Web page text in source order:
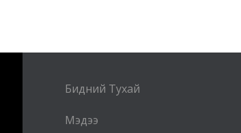
Бидний Тухай
Мэдээ